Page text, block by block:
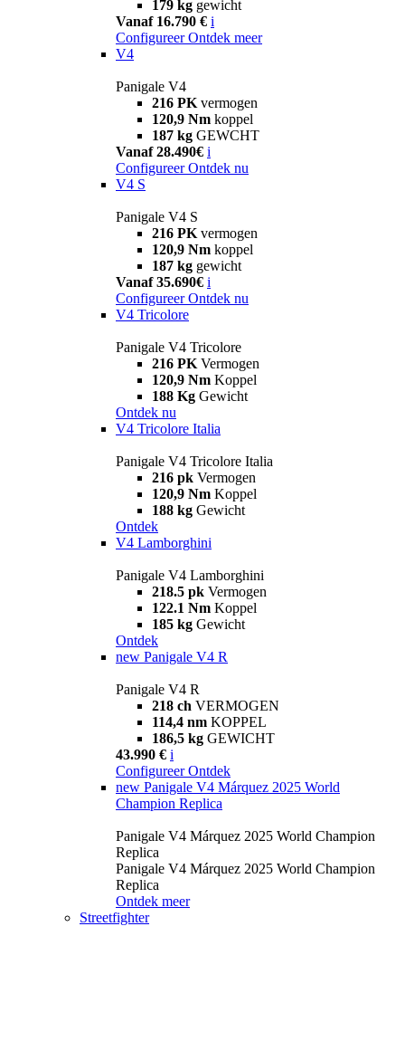
179 kg gewicht
Vanaf 16.790 € i
Configureer Ontdek meer
V4
Panigale V4
216 PK vermogen
120,9 Nm koppel
187 kg GEWCHT
Vanaf 28.490€ i
Configureer Ontdek nu
V4 S
Panigale V4 S
216 PK vermogen
120,9 Nm koppel
187 kg gewicht
Vanaf 35.690€ i
Configureer Ontdek nu
V4 Tricolore
Panigale V4 Tricolore
216 PK Vermogen
120,9 Nm Koppel
188 Kg Gewicht
Ontdek nu
V4 Tricolore Italia
Panigale V4 Tricolore Italia
216 pk Vermogen
120,9 Nm Koppel
188 kg Gewicht
Ontdek
V4 Lamborghini
Panigale V4 Lamborghini
218.5 pk Vermogen
122.1 Nm Koppel
185 kg Gewicht
Ontdek
new Panigale V4 R
Panigale V4 R
218 ch VERMOGEN
114,4 nm KOPPEL
186,5 kg GEWICHT
43.990 € i
Configureer Ontdek
new Panigale V4 Márquez 2025 World
Champion Replica
Panigale V4 Márquez 2025 World Champion
Replica
Panigale V4 Márquez 2025 World Champion
Replica
Ontdek meer
Streetfighter